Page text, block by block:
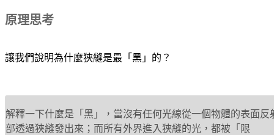
原理思考
讓我們說明為什麼狹縫是最「黑」的？
解釋一下什麼是「黑」，當沒有任何光線從一個物體的表面
部透過狹縫發出來；而所有外界進入狹縫的光，都被「限